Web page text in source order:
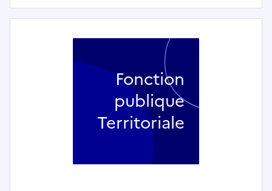
Fonction
publique
Territoriale